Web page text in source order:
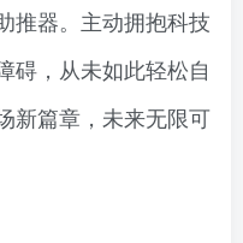
推器。主动拥抱科技
碍，从未如此轻松自
新篇章，未来无限可